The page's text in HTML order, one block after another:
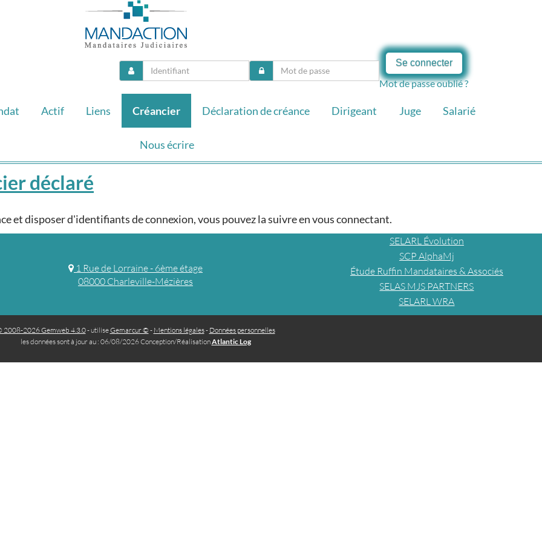
Se connecter
Mot de passe oublié ?
Actif Liens Créancier Déclaration de créance Dirigeant Juge Salarié
Nous écrire
déclaré
et disposer d'identifiants de connexion, vous pouvez la suivre en vous connectant.
1 Rue de Lorraine - 6ème étage
08000 Charleville-Mézières
SELARL Évolution
SCP AlphaMj
Étude Ruffin Mandataires & Associés
SELAS MJS PARTNERS
SELARL WRA
2008-2026 Gemweb 4.3.0- utiliseGemarcur © - Mentions légales- Données personnelles
les données sont à jour au : 06/08/2026 Conception/RéalisationAtlantic Log